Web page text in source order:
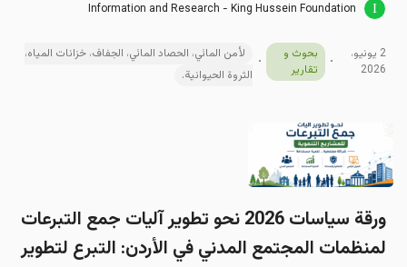
Information and Research - King Hussein Foundation
2 يونيو،
2026
بحوث و
تقارير
لأمن المائي، الحصاد المائي، الجفاف، خزانات المياه،
الثروة الحيوانية.
ورقة سیاسات 2026 نحو تطوير آليات جمع التبرعات
لمنظمات المجتمع المدني في الأردن: التبرع لتطوير